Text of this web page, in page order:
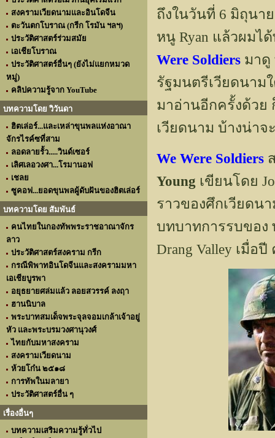
สงครามเวียดนามและอินโดจีน
ตะวันตกโบราณ (กรีก โรมัน ฯลฯ)
ประวัติศาสตร์ร่วมสมัย
เอเชียโบราณ
ประวัติศาสตร์อื่นๆ (ยังไม่แยกหมวด
หมู่)
คลิปความรู้จาก YouTube
บทความโดย วิวันดา
ฮิตเล่อร์...และเหล่าขุนพลแห่งอาณา
จักรไรค์ซที่สาม
ลอดลายรั้ว.....วินด์เซอร์
เลิศเลอวงศา...โรมานอฟ
เชลย
ซูคอฟ...ยอดขุนพลผู้ดับฝันของฮิตเล่อร์
บทความโดย สัมพันธ์
คนไทยในกองทัพพระราชอาณาจักร
ลาว
ประวัติศาสตร์สงคราม กรีก
กรณีพิพาทอินโดจีนและสงครามมหา
เอเชียบูรพา
อยุธยายศล่มแล้ว ลอยสวรรค์ ลงฤา
ฮานนิบาล
พระบาทสมเด็จพระจุลจอมเกล้าเจ้าอยู่
หัว และพระบรมวงศานุวงศ์
ไทยกับมหาสงคราม
สงครามเวียดนาม
ห้วยโก๋น ๒๕๑๘
การทัพในมลายา
ประวัติศาสตร์อื่น ๆ
เรื่องอื่นๆ
บทความเสริมความรู้ทั่วไป
ถึงในวันที่ 6 มิถุนา
หนู Ryan แล้วผมไ
Were Soldiers มาดู
รัฐมนตรีเวียดนาม
มาอ่านอีกครั้งด้วย
เวียดนาม บ้างน่าจ
We Were Soldiers
Young เขียนโดย
ราวของศึกเวียดน
บทบาทการรบของ
Drang Valley เมื่อ